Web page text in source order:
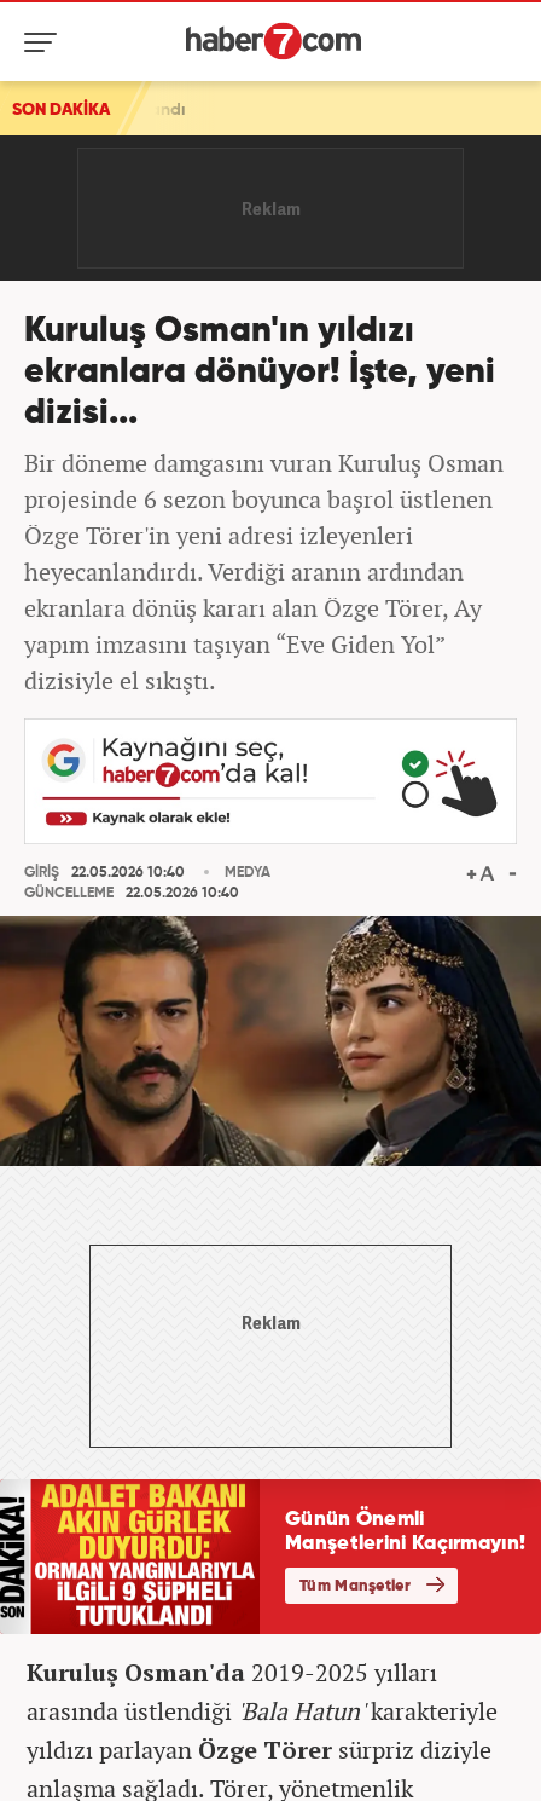
SON DAKİKA
Kuruluş Osman'ın yıldızı
ekranlara dönüyor! İşte, yeni
dizisi...
Bir döneme damgasını vuran Kuruluş Osman
projesinde 6 sezon boyunca başrol üstlenen
Özge Törer'in yeni adresi izleyenleri
heyecanlandırdı. Verdiği aranın ardından
ekranlara dönüş kararı alan Özge Törer, Ay
yapım imzasını taşıyan “Eve Giden Yol”
dizisiyle el sıkıştı.
GİRİŞ
22.05.2026 10:40
GÜNCELLEME
22.05.2026 10:40
MEDYA
Kuruluş Osman'da 2019-2025 yılları
arasında üstlendiği 'Bala Hatun'karakteriyle
yıldızı parlayan Özge Törer sürpriz diziyle
anlaşma sağladı. Törer, yönetmenlik